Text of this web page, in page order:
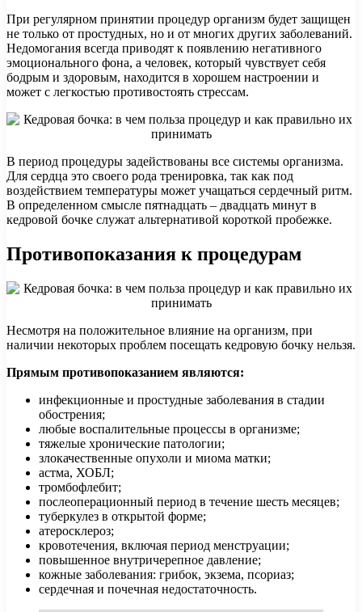
При регулярном принятии процедур организм будет защищен
не только от простудных, но и от многих других заболеваний.
Недомогания всегда приводят к появлению негативного
эмоционального фона, а человек, который чувствует себя
бодрым и здоровым, находится в хорошем настроении и
может с легкостью противостоять стрессам.
В период процедуры задействованы все системы организма.
Для сердца это своего рода тренировка, так как под
воздействием температуры может учащаться сердечный ритм.
В определенном смысле пятнадцать – двадцать минут в
кедровой бочке служат альтернативой короткой пробежке.
Противопоказания к процедурам
Несмотря на положительное влияние на организм, при
наличии некоторых проблем посещать кедровую бочку нельзя.
Прямым противопоказанием являются:
инфекционные и простудные заболевания в стадии
обострения;
любые воспалительные процессы в организме;
тяжелые хронические патологии;
злокачественные опухоли и миома матки;
астма, ХОБЛ;
тромбофлебит;
послеоперационный период в течение шесть месяцев;
туберкулез в открытой форме;
атеросклероз;
кровотечения, включая период менструации;
повышенное внутричерепное давление;
кожные заболевания: грибок, экзема, псориаз;
сердечная и почечная недостаточность.